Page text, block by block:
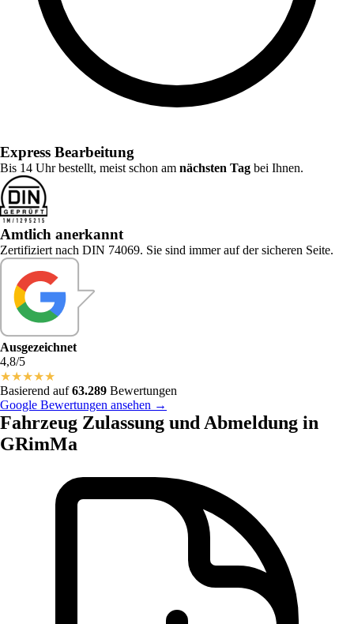
Express Bearbeitung
Bis 14 Uhr bestellt, meist schon am nächsten Tag bei Ihnen.
Amtlich anerkannt
Zertifiziert nach DIN 74069. Sie sind immer auf der sicheren Seite.
Ausgezeichnet
4,8/5
★★★★★
Basierend auf63.289 Bewertungen
Google Bewertungen ansehen →
Fahrzeug Zulassung und Abmeldung in
GRimMa